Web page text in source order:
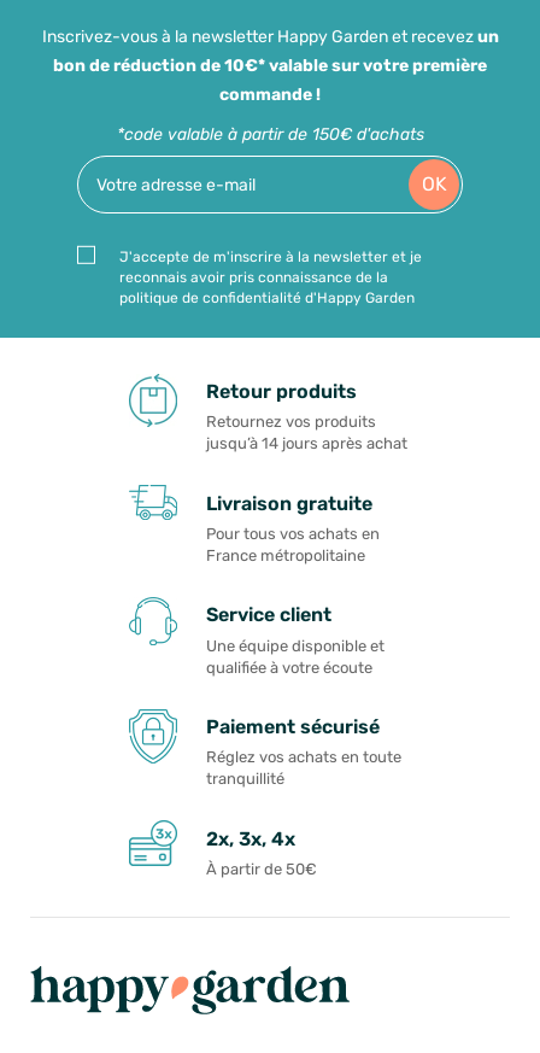
Inscrivez-vous à la newsletter Happy Garden et recevezun
bon de réduction de 10€* valable sur votre première
commande !
*code valable à partir de 150€ d'achats
OK
J'accepte de m'inscrire à la newsletter et je
reconnais avoir pris connaissance de la
politique de confidentialité d'Happy Garden
Retour produits
Retournez vos produits
jusqu’à 14 jours après achat
Livraison gratuite
Pour tous vos achats en
France métropolitaine
Service client
Une équipe disponible et
qualifiée à votre écoute
Paiement sécurisé
Réglez vos achats en toute
tranquillité
2x, 3x, 4x
À partir de 50€